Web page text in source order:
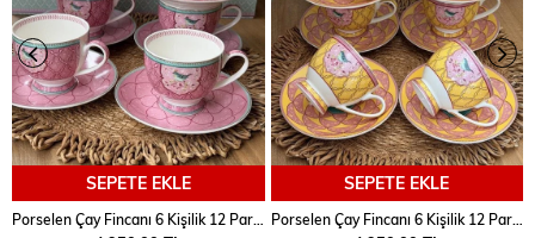
SEPETE EKLE SEPETE EKLE
Porselen Çay Fincanı 6 Kişilik 12 Parça Qush Sarı